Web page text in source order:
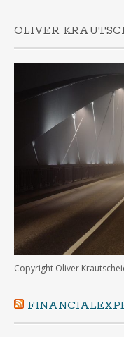
OLIVER
Copyright Oliver